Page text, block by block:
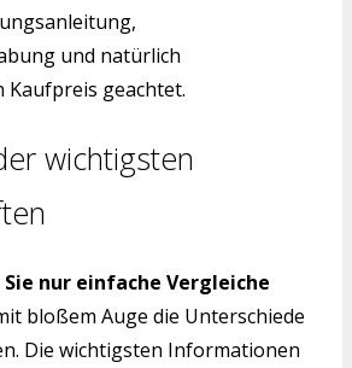
und natürlich
Kaufpreis geachtet.
wichtigsten
Sie nur einfache Vergleiche
bloßem Auge die Unterschiede
Die wichtigsten Informationen